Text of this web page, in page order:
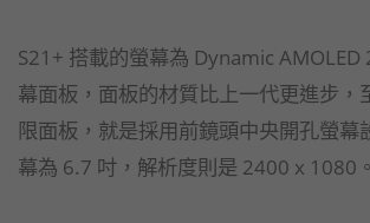
S21+ 搭載的螢幕為 Dynamic AMOLED
幕面板，面板的材質比上一代更進步，
限面板，就是採用前鏡頭中央開孔螢幕
幕為 6.7 吋，解析度則是 2400 x 1080。